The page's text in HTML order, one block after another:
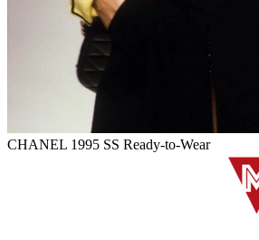
CHANEL 1995 SS Ready-to-Wear